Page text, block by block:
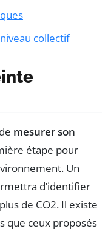
collectif
mesurer son
étape pour
Un
d’identifier
de CO2. Il existe
que ceux proposés